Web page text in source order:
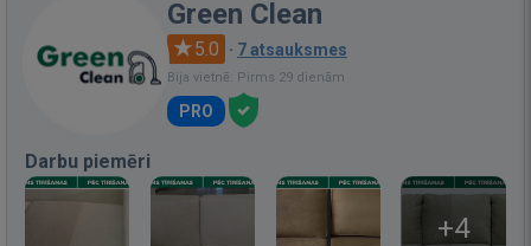
Green Clean
5.0 · 7 atsauksmes
Bija vietnē: Pirms 29 dienām
PRO
Darbu piemēri
+4